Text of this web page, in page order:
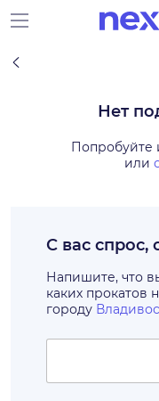
Нет
Попробуйте
или
С вас
Напишите, что
каких прокатов
городу